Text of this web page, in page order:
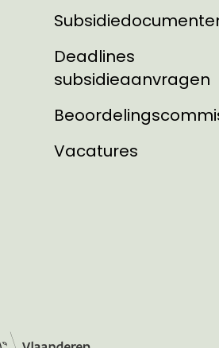
Deadlines
subsidieaanvragen
Vacatures